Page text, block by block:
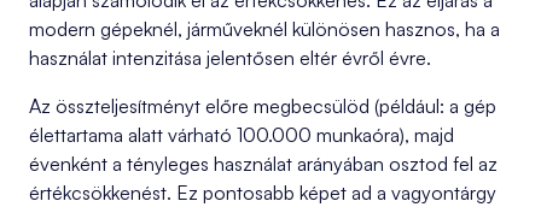
modern gépeknél, járműveknél különösen hasznos, ha a
használat intenzitása jelentősen eltér évről évre.
Az összteljesítményt előre megbecsülöd (például: a gép
élettartama alatt várható 100.000 munkaóra), majd
évenként a tényleges használat arányában osztod fel az
értékcsökkenést. Ez pontosabb képet ad a vagyontárgy